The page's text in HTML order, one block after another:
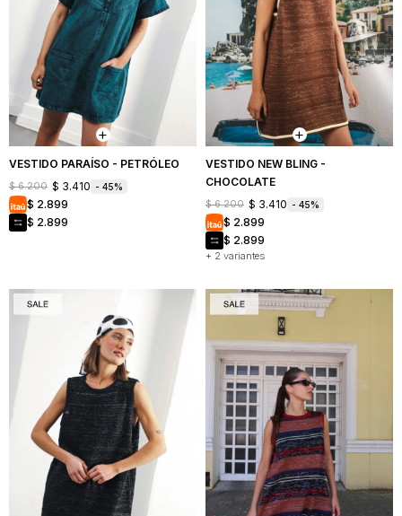
VESTIDO PARAÍSO - PETRÓLEO
$ 6.200 $ 3.410 45
$ 2.899
$ 2.899
VESTIDO NEW BLING -
CHOCOLATE
+ 2 variantes
$ 6.200 $ 3.410 45
$ 2.899
$ 2.899